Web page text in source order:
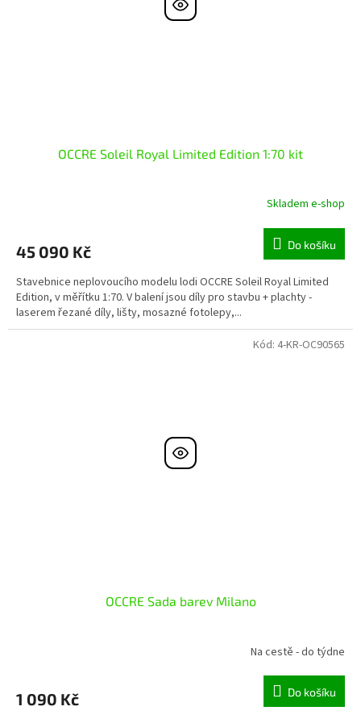
OCCRE Soleil Royal Limited Edition 1:70 kit
Skladem e-shop
45 090 Kč Do košíku
Stavebnice neplovoucího modelu lodi OCCRE Soleil Royal Limited
Edition, v měřítku 1:70. V balení jsou díly pro stavbu + plachty -
laserem řezané díly, lišty, mosazné fotolepy,...
OCCRE Sada barev Milano
Na cestě - do týdne
1 090 Kč Do košíku
Kód: 4-KR-OC90565